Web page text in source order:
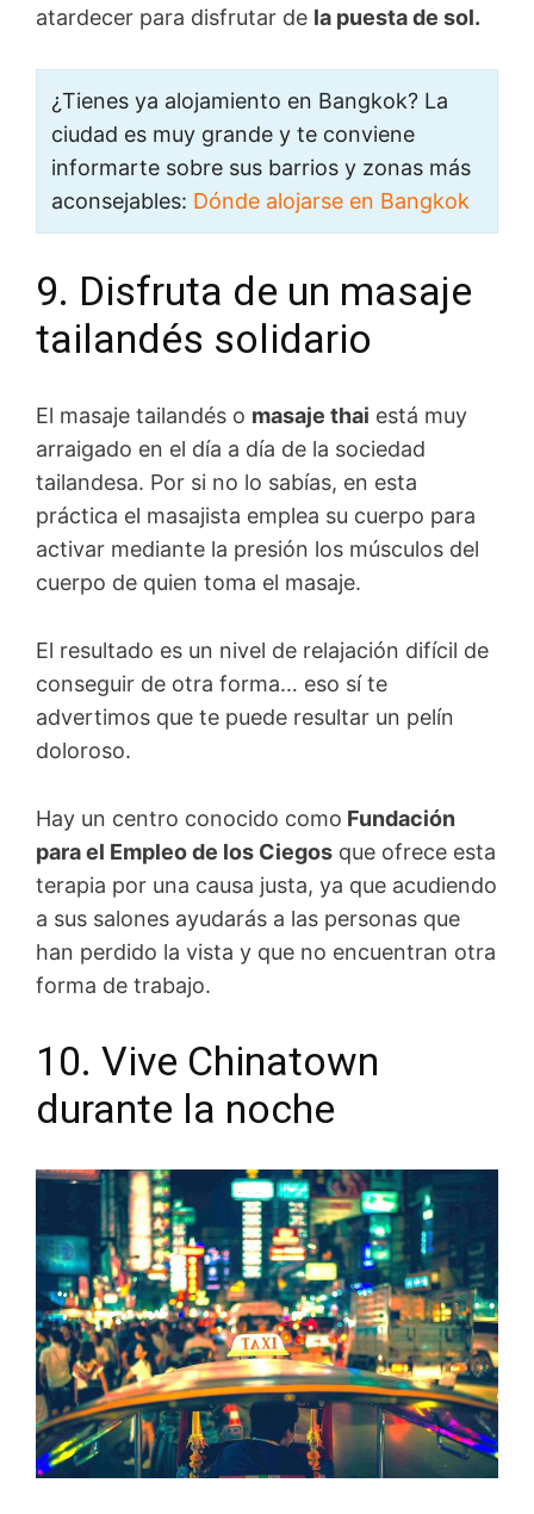
atardecer para disfrutar de la puesta de sol.
¿Tienes ya alojamiento en Bangkok? La
ciudad es muy grande y te conviene
informarte sobre sus barrios y zonas más
aconsejables: Dónde alojarse en Bangkok
9. Disfruta de un masaje
tailandés solidario
El masaje tailandés o masaje thai está muy
arraigado en el día a día de la sociedad
tailandesa. Por si no lo sabías, en esta
práctica el masajista emplea su cuerpo para
activar mediante la presión los músculos del
cuerpo de quien toma el masaje.
El resultado es un nivel de relajación difícil de
conseguir de otra forma… eso sí te
advertimos que te puede resultar un pelín
doloroso.
Hay un centro conocido como Fundación
para el Empleo de los Ciegos que ofrece esta
terapia por una causa justa, ya que acudiendo
a sus salones ayudarás a las personas que
han perdido la vista y que no encuentran otra
forma de trabajo.
10. Vive Chinatown
durante la noche